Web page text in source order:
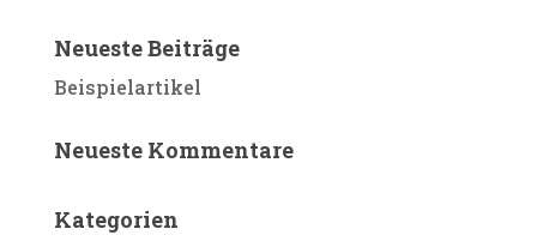
Neueste Beiträge
Beispielartikel
Neueste Kommentare
Kategorien